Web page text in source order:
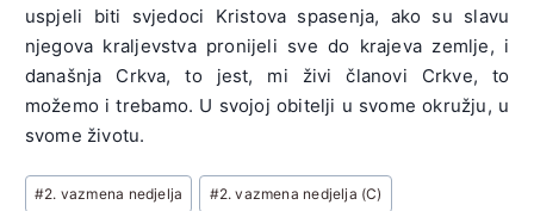
uspjeli biti svjedoci Kristova spasenja, ako su slavu
njegova kraljevstva pronijeli sve do krajeva zemlje, i
današnja Crkva, to jest, mi živi članovi Crkve, to
možemo i trebamo. U svojoj obitelji u svome okružju, u
svome životu.
Post
#2. vazmena nedjelja #2. vazmena nedjelja (C)